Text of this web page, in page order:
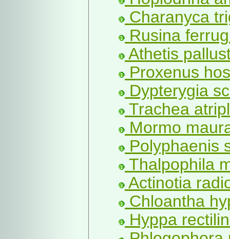
Charanyca
Rusina
Athetis
Proxenus
Dypterygia
Trachea
Mormo
Polyphaenis
Thalpophila
Actinotia
Chloantha
Hyppa